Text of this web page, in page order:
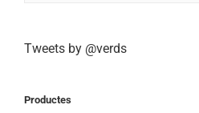
Tweets by @verds
Productes